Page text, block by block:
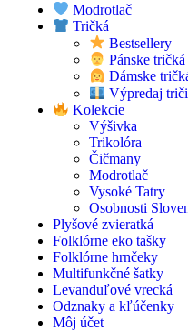
Modrotlač
Tričká
Bestsellery
Pánske tričká
Dámske
Výpredaj
Kolekcie
Výšivka
Trikolóra
Čičmany
Modrotlač
Vysoké Tatry
Osobnosti
Plyšové zvieratká
Folklórne eko tašky
Folklórne hrnčeky
Multifunkčné šatky
Levanduľové vrecká
Odznaky a kľúčenky
Môj účet